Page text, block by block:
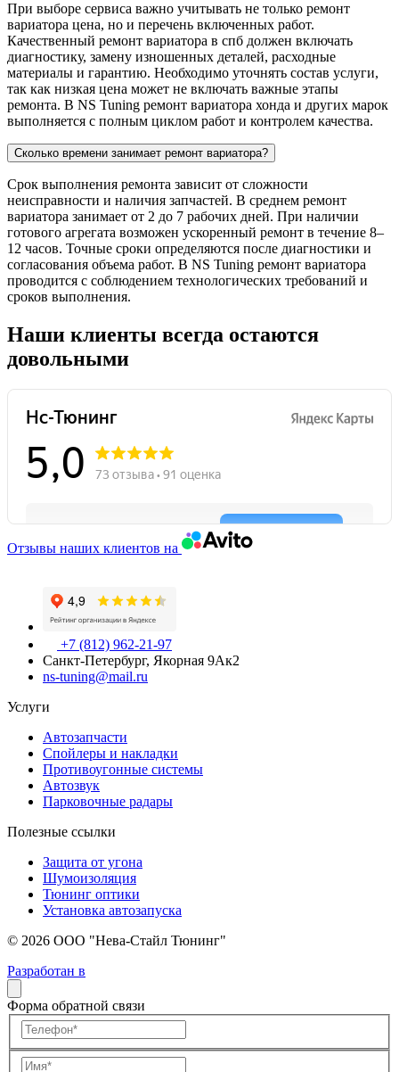
При выборе сервиса важно учитывать не только ремонт
вариатора цена, но и перечень включенных работ.
Качественный ремонт вариатора в спб должен включать
диагностику, замену изношенных деталей, расходные
материалы и гарантию. Необходимо уточнять состав услуги,
так как низкая цена может не включать важные этапы
ремонта. В NS Tuning ремонт вариатора хонда и других марок
выполняется с полным циклом работ и контролем качества.
Сколько времени занимает ремонт вариатора?
Срок выполнения ремонта зависит от сложности
неисправности и наличия запчастей. В среднем ремонт
вариатора занимает от 2 до 7 рабочих дней. При наличии
готового агрегата возможен ускоренный ремонт в течение 8–
12 часов. Точные сроки определяются после диагностики и
согласования объема работ. В NS Tuning ремонт вариатора
проводится с соблюдением технологических требований и
сроков выполнения.
Наши клиенты всегда остаются
довольными
Отзывы наших клиентов на
+7 (812) 962-21-97
Санкт-Петербург, Якорная 9Ак2
ns-tuning@mail.ru
Услуги
Автозапчасти
Спойлеры и накладки
Противоугонные системы
Автозвук
Парковочные радары
Полезные ссылки
Защита от угона
Шумоизоляция
Тюнинг оптики
Установка автозапуска
© 2026 ООО "Нева-Стайл Тюнинг"
Разработан в
Форма обратной связи